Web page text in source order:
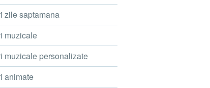
zile saptamana
muzicale
muzicale personalizate
animate